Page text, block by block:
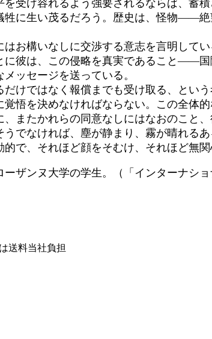
受け容れるよう強要されるならば、蓄
牲に生い茂るだろう。歴史は、怪物――
お構いなしに交渉する意志を言明して
彼は、この侵略を真実であること――
ッセージを送っている。
けではなく報償までも受け取る、とい
悟を決めなければならない。この全体
またかれらの同意なしにはなおのこと、
でなければ、塵が静まり、霧が晴れる
で、それほど顔をそむけ、それほど無
ザンヌ大学の学生。（「インターナショ
送料当社負担